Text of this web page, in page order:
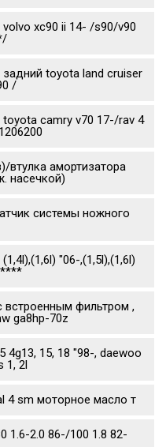
xc90 ii 14- /s90/v90
toyota land cruiser
/
camry v70 17-/rav 4
втулка амортизатора
насечкой)
системы ножного
"06-,(1,5l),(1,6l)
встроенным фильтром ,
ga8hp-70z
4g13, 15, 18 "98-, daewoo
1, 2l
4 sm моторное масло т
1.6-2.0 86-/100 1.8 82-